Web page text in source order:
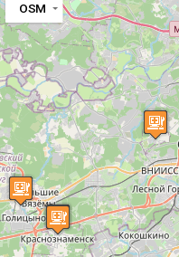
OSM